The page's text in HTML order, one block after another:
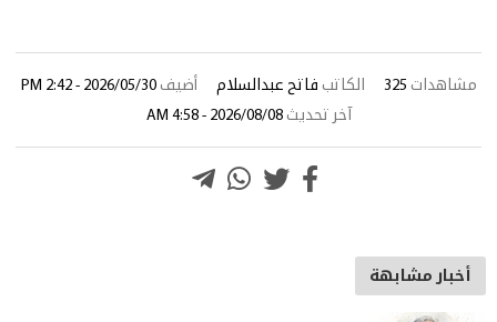
مشاهدات 325 الكاتب فاتح عبدالسلام أضيف 2026/05/30 - 2:42 PM
آخر تحديث 2026/08/08 - 4:58 AM
أخبار مشابهة